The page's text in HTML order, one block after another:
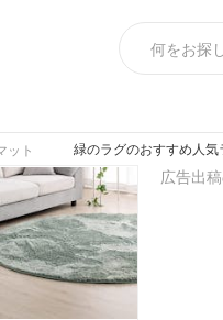
ット 緑のラグのおすすめ人気
広告出